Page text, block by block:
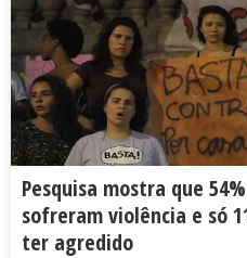
Pesquisa mostra que
sofreram violência e só
ter agredido